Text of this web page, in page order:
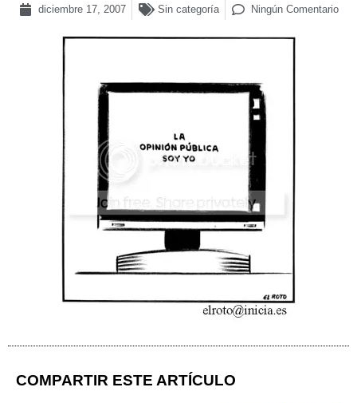
diciembre 17, 2007 Sin categoría Ningún Comentario
COMPARTIR ESTE ARTÍCULO